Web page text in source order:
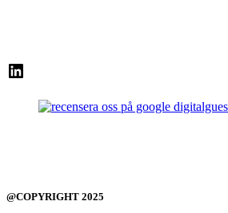
LinkedIn
@COPYRIGHT 2025